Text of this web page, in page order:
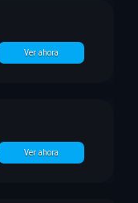
Ver ahora
Ver ahora